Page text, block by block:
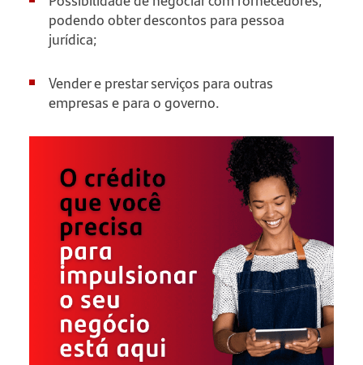
podendo obter descontos para pessoa
jurídica;
Vender e prestar serviços para outras
empresas e para o governo.